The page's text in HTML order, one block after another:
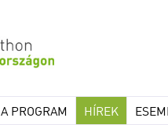
A PROGRAM HÍREK